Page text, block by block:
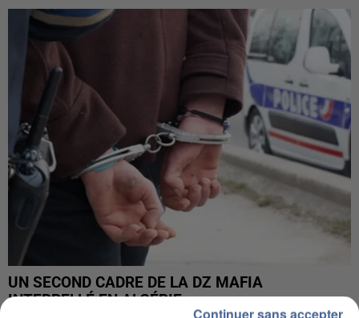
UN SECOND CADRE DE LA DZ MAFIA
INTERPELLÉ EN ALGÉRIE
Continuer sans accepter